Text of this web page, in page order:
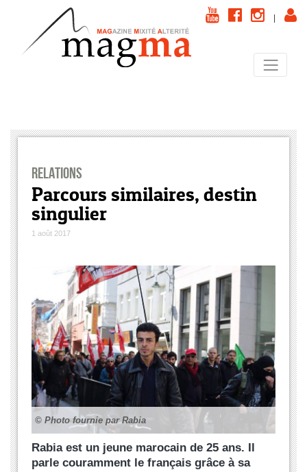
Relations
Parcours similaires, destin
singulier
1 août 2017
© Photo fournie par Rabia
Rabia est un jeune marocain de 25 ans. Il
parle couramment le français grâce à sa